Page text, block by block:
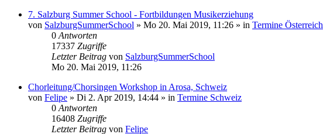
7. Salzburg Summer School - Fortbildungen Musikerziehung
von SalzburgSummerSchool » Mo 20. Mai 2019, 11:26 » in Termine Österreich
0 Antworten
17337 Zugriffe
Letzter Beitrag von SalzburgSummerSchool
Mo 20. Mai 2019, 11:26
Chorleitung/Chorsingen Workshop in Arosa, Schweiz
von Felipe » Di 2. Apr 2019, 14:44 » in Termine Schweiz
0 Antworten
16408 Zugriffe
Letzter Beitrag von Felipe